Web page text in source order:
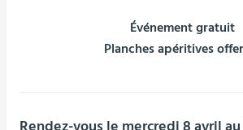
Événement gratuit
Planches apéritives
Rendez-vous le mercredi 8 avril